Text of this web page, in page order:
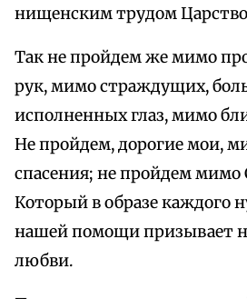
нищенским трудом
Так не пройдем же мимо
рук, мимо страждущих,
исполненных глаз, мимо
Не пройдем, дорогие мои,
спасения; не пройдем мимо
Который в образе каждого
нашей помощи призывает
любви.